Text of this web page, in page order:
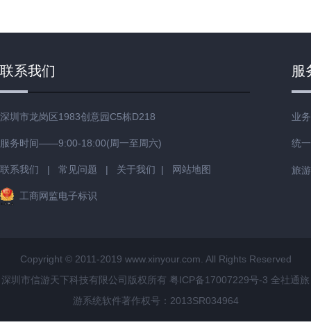
联系我们
深圳市龙岗区1983创意园C5栋D218
服务时间——9:00-18:00(周一至周六)
联系我们 | 常见问题 | 关于我们 | 网站地图
工商网监电子标识
服
业
统
旅
Copyright © 2011-2019 www.xinyour.com. All Rights Reserved
深圳市信游天下科技有限公司版权所有 粤ICP备17007229号-3 全社通旅
游系统软件著作权号：2013SR034964